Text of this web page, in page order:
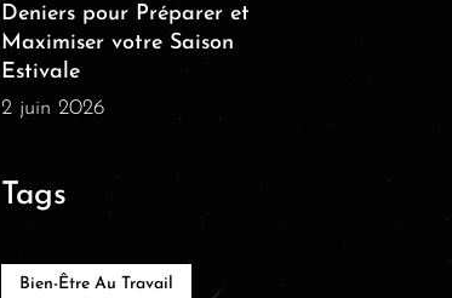
Deniers pour Préparer et
Maximiser votre Saison
Estivale
2 juin 2026
Tags
Bien-Être Au Travail